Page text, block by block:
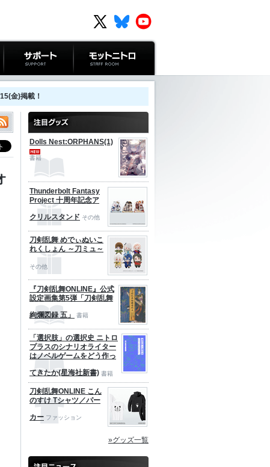
サポート モットニトロ
金)掲載！
Dolls Nest:ORPHANS(1)
書籍
Thunderbolt Fantasy
Project 十周年記念ア
クリルスタンド その他
刀剣乱舞 めでぃぬいこ
れくしょん ～刀ミュ～
その他
『刀剣乱舞ONLINE』公式
設定画集第5弾「刀剣乱舞
絢爛図録 五」 書籍
「選択肢」の選択史 ニトロ
プラスのシナリオライター
はノベルゲームをどう作っ
てきたか(星海社新書) 書籍
刀剣乱舞ONLINE こん
のすけ Tシャツ／パー
カー ファッション
»グッズ一覧